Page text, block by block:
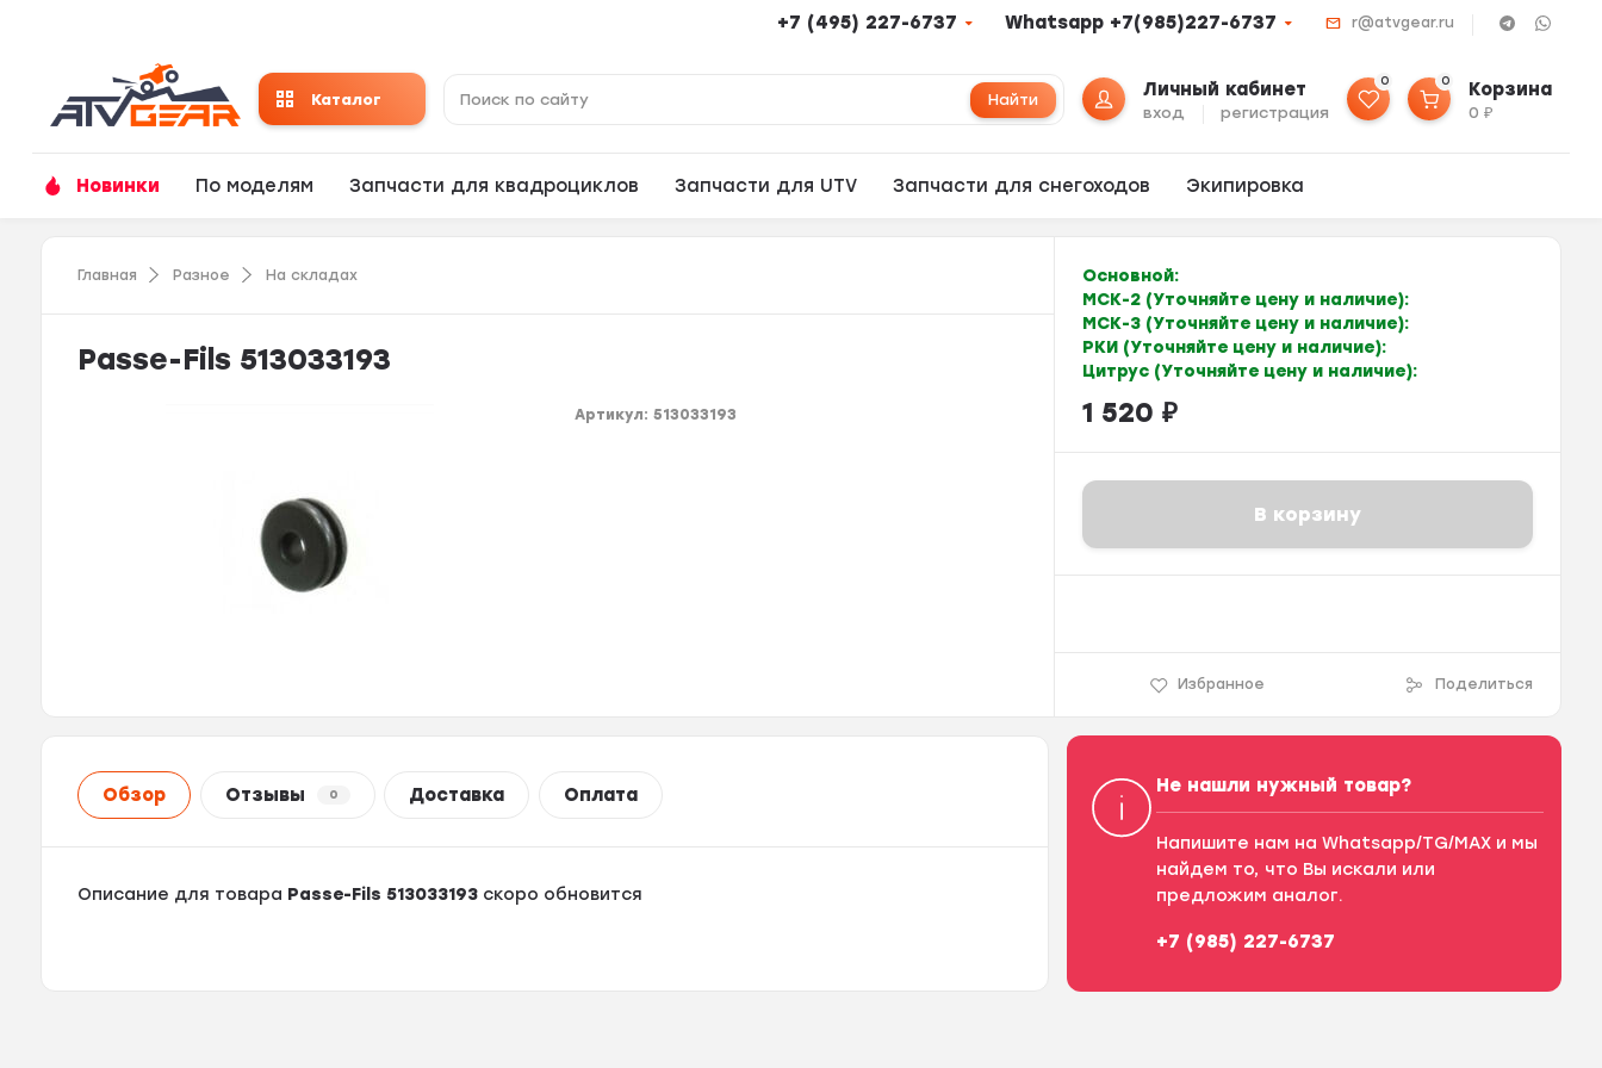
+7 (495) 227-6737 Whatsapp +7(985)227-6737 r@atvgear.ru
Каталог Найти Личный кабинет
вход регистрация
0 0 Корзина
0₽
Новинки По моделям Запчасти для квадроциклов Запчасти для UTV Запчасти для снегоходов Экипировка
Главная Разное На складах
Passe-Fils 513033193
Артикул:513033193
Основной:
МСК-2 (Уточняйте цену и наличие):
МСК-3 (Уточняйте цену и наличие):
РКИ (Уточняйте цену и наличие):
Цитрус (Уточняйте цену и наличие):
1 520 ₽
В корзину
Избранное Поделиться
Обзор Отзывы 0 Доставка Оплата
Описание для товара Passe-Fils 513033193 скоро обновится
Не нашли нужный товар?
Напишите нам на Whatsapp/TG/MAX и мы
найдем то, что Вы искали или
предложим аналог.
+7 (985) 227-6737